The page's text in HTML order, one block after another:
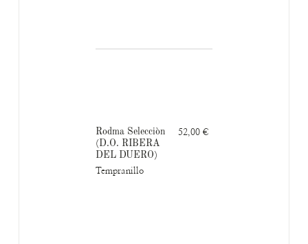
Rodma Selecciòn
(D.O. RIBERA
DEL DUERO)
Tempranillo
52,00 €